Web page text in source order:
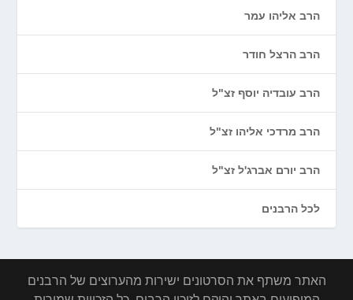
הרב אליהו עמר
הרב הרצל חודר
הרב עובדיה יוסף זצ"ל
הרב מרדכי אליהו זצ"ל
הרב יורם אברג'ל זצ"ל
לכל הרבנים
האתר משתף את הסרטונים ישירות מהערוצים של הרבנים